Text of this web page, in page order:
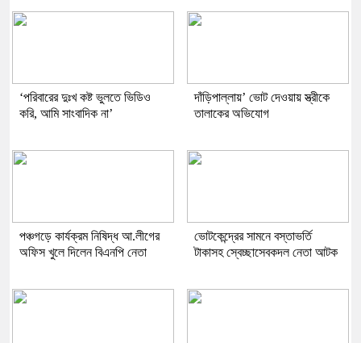
‘পরিবারের দুঃখ কষ্ট ভুলতে ভিডিও
করি, আমি সাংবাদিক না’
দাঁড়িপাল্লায়’ ভোট দেওয়ায় স্ত্রীকে
তালাকের অভিযোগ
পঞ্চগড়ে কার্যক্রম নিষিদ্ধ আ.লীগের
অফিস খুলে দিলেন বিএনপি নেতা
ভোটকেন্দ্রের সামনে বস্তাভর্তি
টাকাসহ স্বেচ্ছাসেবকদল নেতা আটক